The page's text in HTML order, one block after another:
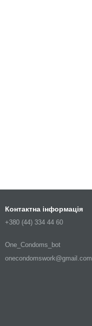
Контактна інформація
+380 (44) 334 44 60
One_Condoms_bot
onecondomswork@gmail.com